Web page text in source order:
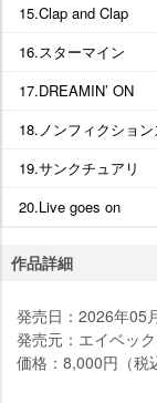
15.Clap and Clap
16.スターマイン
17.DREAMIN’ ON
18.ノンフィクショ
19.サンクチュアリ
20.Live goes on
作品詳細
発売日：2026年05
発売元：エイベッ
価格：8,000円（税